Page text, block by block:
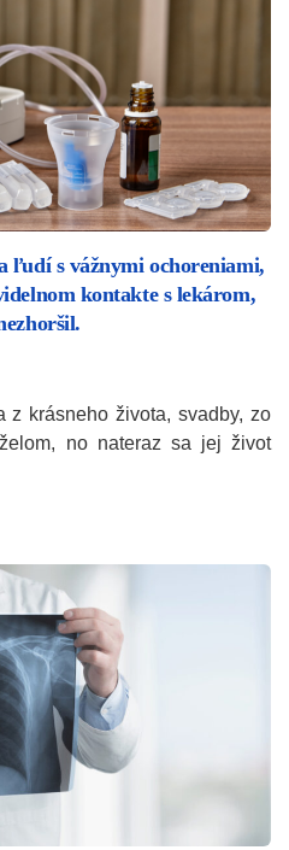
ľudí s vážnymi ochoreniami,
kontakte s lekárom,
krásneho života, svadby, zo
no nateraz sa jej život